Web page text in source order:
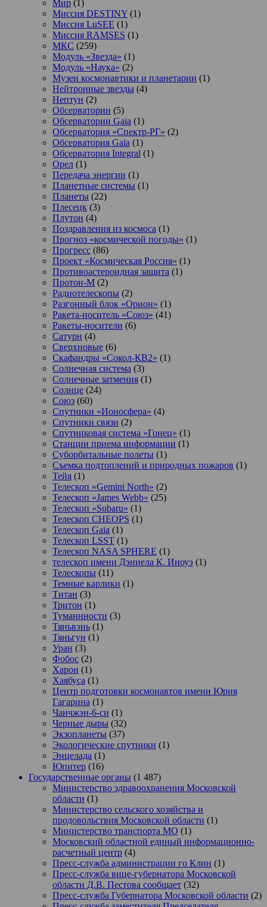
Мир (1)
Миссия DESTINY (1)
Миссия LuSEE (1)
Миссия RAMSES (1)
МКС (259)
Модуль «Звезда» (1)
Модуль «Наука» (2)
Музеи космонавтики и планетарии (1)
Нейтронные звезды (4)
Нептун (2)
Обсерватории (5)
Обсерватории Gaia (1)
Обсерватория «Спектр-РГ» (2)
Обсерватория Gaia (1)
Обсерватория Integral (1)
Орел (1)
Передача энергии (1)
Планетные системы (1)
Планеты (22)
Плесецк (3)
Плутон (4)
Поздравления из космоса (1)
Прогноз «космической погоды» (1)
Прогресс (86)
Проект «Космическая Россия» (1)
Противоастероидная защита (1)
Протон-М (2)
Радиотелескопы (2)
Разгонный блок «Орион» (1)
Ракета-носитель «Союз» (41)
Ракеты-носители (6)
Сатурн (4)
Сверхновые (6)
Скафандры «Сокол-КВ2» (1)
Солнечная система (3)
Солнечные затмения (1)
Солнце (24)
Союз (60)
Спутники «Ионосфера» (4)
Спутники связи (2)
Спутниковая система «Гонец» (1)
Станции приема информации (1)
Суборбитальные полеты (1)
Съемка подтоплений и природных пожаров (1)
Тейя (1)
Телескоп «Gemini North» (2)
Телескоп «James Webb» (25)
Телескоп «Subaru» (1)
Телескоп CHEOPS (1)
Телескоп Gaia (1)
Телескоп LSST (1)
Телескоп NASA SPHERE (1)
телескоп имени Дэниела К. Иноуэ (1)
Телескопы (11)
Темные карлики (1)
Титан (3)
Тритон (1)
Туманнности (3)
Тяньвэнь (1)
Тяньгун (1)
Уран (3)
Фобос (2)
Харон (1)
Хаябуса (1)
Центр подготовки космонавтов имени Юрия
Гагарина (1)
Чанчжэн-6-си (1)
Черные дыры (32)
Экзопланеты (37)
Экологические спутники (1)
Энцелада (1)
Юпитер (16)
Государственные органы (1 487)
Министерство здравоохранения Московской
области (1)
Министерство сельского хозяйства и
продовольствия Московской области (1)
Министерство транспорта МО (1)
Московский областной единый информационно-
расчетный центр (4)
Пресс-служба администрации го Клин (1)
Пресс-служба вице-губернатора Московской
области Д.В. Пестова сообщает (32)
Пресс-служба Губернатора Московской области (2)